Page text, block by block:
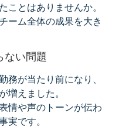
ことはありませんか。
ーム全体の成果を大き
い問題
務が当たり前になり、
増えました。
情や声のトーンが伝わ
実です。